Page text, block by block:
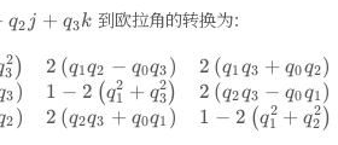
k
q2 j + q3k 到欧拉角的转换为：
R=\left(\begin{array}{lll}
3
2)
3 )
2 )
2 (q1q2 − q0q3 )
1 − 2 (q1
2 + q3
2)
2 (q2q3 + q0q1 )
2 (q1 q3 + q0q2)
2 (q2q3 − q0q1 )
1 − 2 (q1
2 + q2
2)